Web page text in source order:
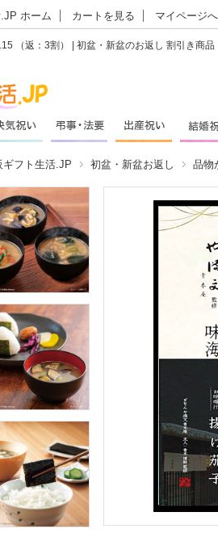
ホーム カートを見る マイページ
返：3割） | 初盆・新盆のお返し 割引き商品
ギフト生活.JP 初盆・新盆お返し 品物